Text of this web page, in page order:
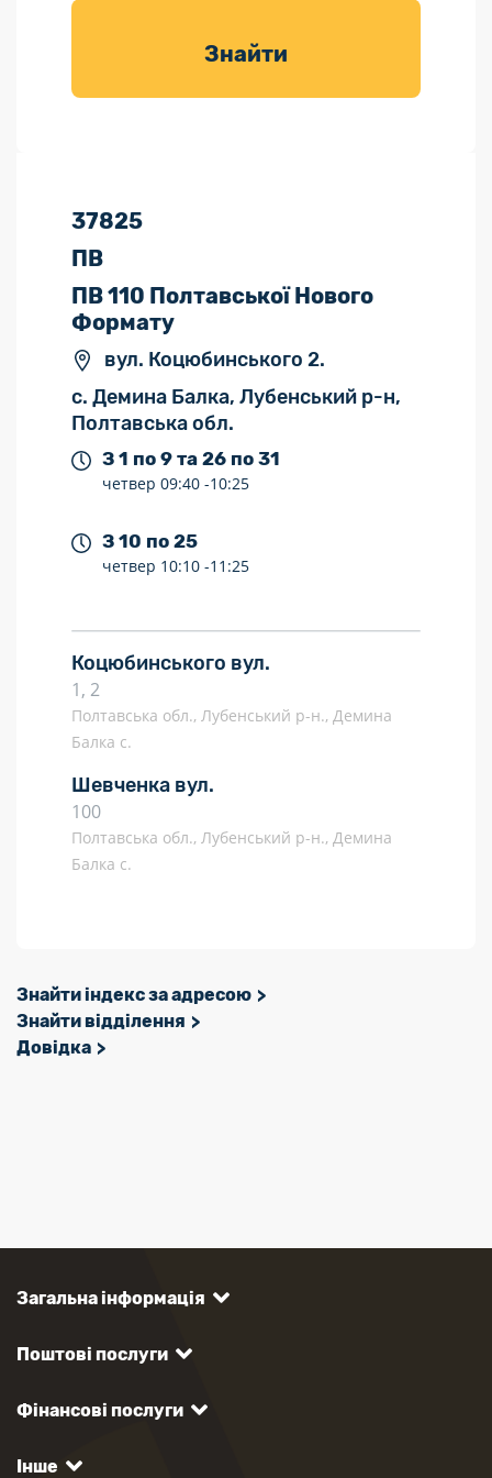
товарів для
Знайти
37825
ПВ
ПВ 110 Полтавської Нового
Формату
вул. Коцюбинського 2.
с. Демина Балка, Лубенський р-н,
Полтавська обл.
З 1 по 9 та 26 по 31
четвер 09:40 -10:25
З 10 по 25
четвер 10:10 -11:25
Коцюбинського вул.
1, 2
Полтавська обл., Лубенський р-н., Демина
Балка с.
Шевченка вул.
100
Полтавська обл., Лубенський р-н., Демина
Балка с.
Знайти індекс за адресою
Знайти відділення
Довідка
Загальна інформація
Поштові послуги
Фінансові послуги
Інше